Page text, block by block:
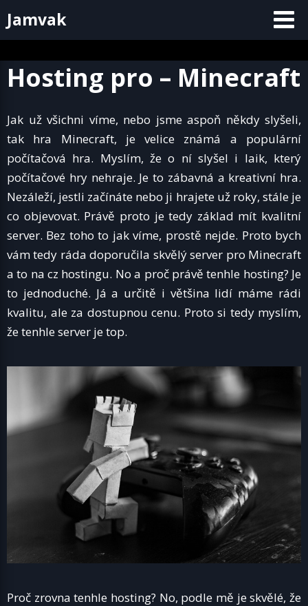
toJamvak
Hosting pro – Minecraft
Jak už všichni víme, nebo jsme aspoň někdy slyšeli,
tak hra Minecraft, je velice známá a populární
počítačová hra. Myslím, že o ní slyšel i laik, který
počítačové hry nehraje. Je to zábavná a kreativní hra.
Nezáleží, jestli začínáte nebo ji hrajete už roky, stále je
co objevovat. Právě proto je tedy základ mít kvalitní
server. Bez toho to jak víme, prostě nejde. Proto bych
vám tedy ráda doporučila skvělý server pro Minecraft
a to na cz hostingu. No a proč právě tenhle hosting? Je
to jednoduché. Já a určitě i většina lidí máme rádi
kvalitu, ale za dostupnou cenu. Proto si tedy myslím,
že tenhle server je top.
Proč zrovna tenhle hosting? No, podle mě je skvělé, že